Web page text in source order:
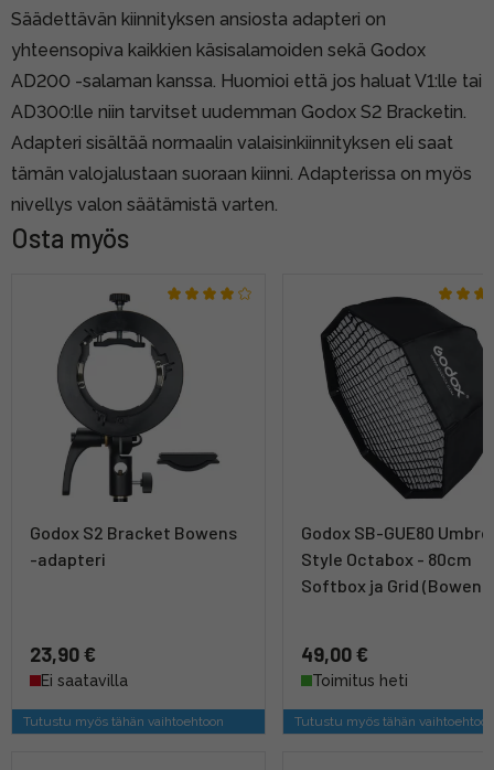
Säädettävän kiinnityksen ansiosta adapteri on
yhteensopiva kaikkien käsisalamoiden sekä Godox
AD200 -salaman kanssa. Huomioi että jos haluat V1:lle tai
AD300:lle niin tarvitset uudemman Godox S2 Bracketin.
Adapteri sisältää normaalin valaisinkiinnityksen eli saat
tämän valojalustaan suoraan kiinni. Adapterissa on myös
nivellys valon säätämistä varten.
Osta myös
Godox S2 Bracket Bowens
-adapteri
23,90 €
Ei saatavilla
Tutustu myös tähän vaihtoehtoon
Godox SB-GUE80
Style Octabox - 80cm
Softbox ja Grid
49,00 €
Toimitus heti
Tutustu myös tähän